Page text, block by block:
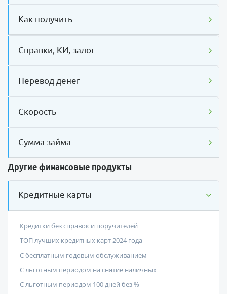
Как получить
Справки, КИ, залог
Перевод денег
Скорость
Сумма займа
Другие финансовые продукты
Кредитные карты
Кредитки без справок и поручителей
ТОП лучших кредитных карт 2024 года
С бесплатным годовым обслуживанием
С льготным периодом на снятие наличных
С льготным периодом 100 дней без %